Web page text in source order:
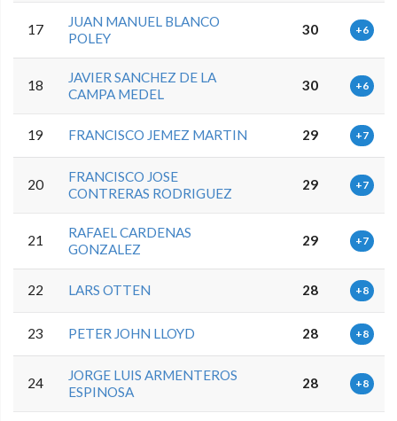
17
JUAN MANUEL BLANCO
POLEY
30 +6
18
JAVIER SANCHEZ DE LA
CAMPA MEDEL
30 +6
19 FRANCISCO JEMEZ MARTIN 29 +7
20
FRANCISCO JOSE
CONTRERAS RODRIGUEZ
29 +7
21
RAFAEL CARDENAS
GONZALEZ
29 +7
22 LARS OTTEN 28 +8
23 PETER JOHN LLOYD 28 +8
24
JORGE LUIS ARMENTEROS
ESPINOSA
28 +8